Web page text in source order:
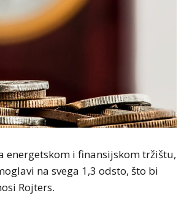
energetskom i finansijskom tržištu,
na svega 1,3 odsto, što bi
Rojters.